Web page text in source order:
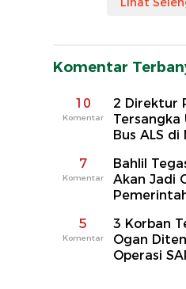
Komentar
10
Komentar
2 Direktur
Tersangka
Bus ALS
7
Komentar
Bahlil
Akan Jadi
5
Komentar
3 Korban
Ogan
Operasi